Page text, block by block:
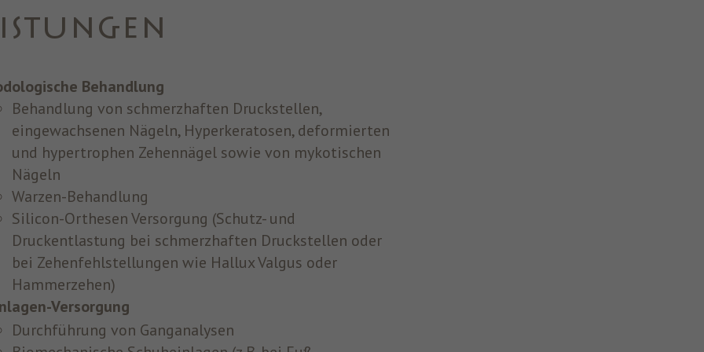
Behandlung
Behandlung von schmerzhaften Druckstellen,
eingewachsenen Nägeln, Hyperkeratosen, deformierten
und hypertrophen Zehennägel sowie von mykotischen
Nägeln
Warzen-Behandlung
Silicon-Orthesen Versorgung (Schutz- und
Druckentlastung bei schmerzhaften Druckstellen oder
bei Zehenfehlstellungen wie Hallux Valgus oder
Hammerzehen)
Versorgung
Durchführung von Ganganalysen